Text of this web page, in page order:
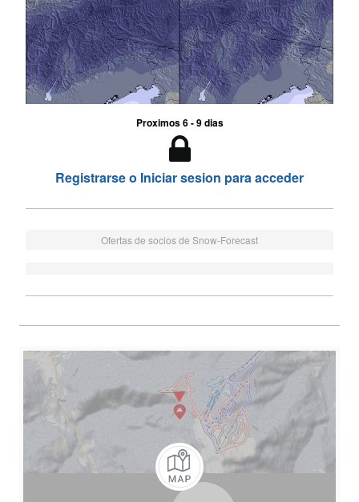
Proximos 6 - 9 dias
Registrarse o Iniciar sesion para acceder
Ofertas de socios de Snow-Forecast